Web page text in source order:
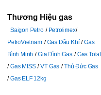
Thương Hiệu gas
Saigon Petro
Petrolimex
PetroVietnam
Gas Dầu Khí
Gas
Bình Minh
Gia Đình Gas
Gas Total
Gas MISS
VT Gas
Thủ Đức Gas
Gas ELF 12kg